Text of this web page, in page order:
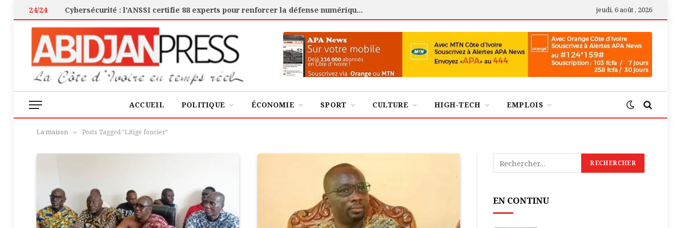
24/24 Cybersécurité : l’ANSSI certifie 88 experts pour renforcer la défense numérique de la Côte d’Ivoire jeudi, 6 août , 2026
ACCUEIL POLITIQUE ÉCONOMIE SPORT CULTURE HIGH-TECH EMPLOIS
La maison » Posts Tagged "Litige foncier"
EN CONTINU